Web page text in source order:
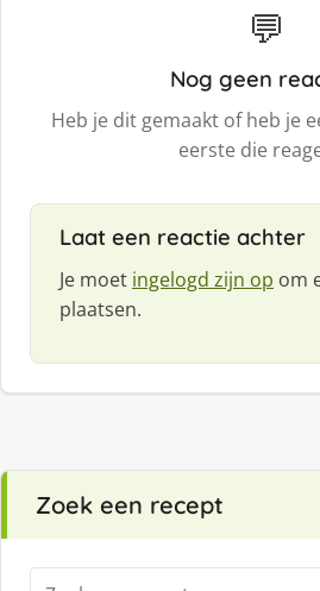
💬
Nog geen
Heb je dit gemaakt of heb je
eerste die
Laat een reactie achter
Je moet ingelogd zijn op om
plaatsen.
Zoek een recept
Zoeken